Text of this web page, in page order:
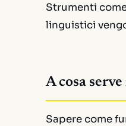
Strumenti
linguistici
A cosa
Sapere come